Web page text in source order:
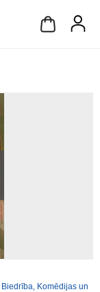
Biedrība, Komēdijas un